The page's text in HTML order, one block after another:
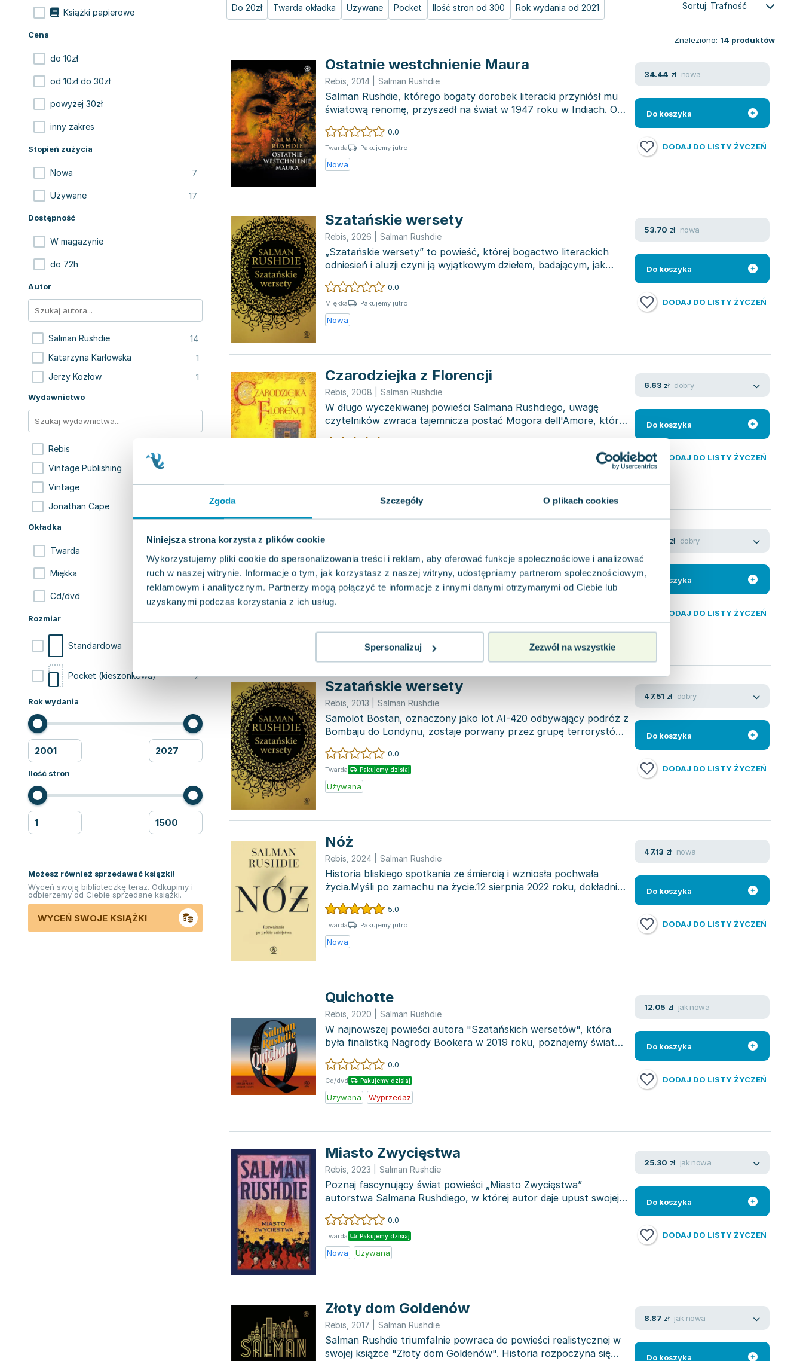
Zgoda Szczegóły O plikach cookies
Niniejsza strona korzysta z plików cookie
Wykorzystujemy pliki cookie do spersonalizowania treści i reklam, aby oferować funkcje społecznościowe i analizować
ruch w naszej witrynie. Informacje o tym, jak korzystasz z naszej witryny, udostępniamy partnerom społecznościowym,
reklamowym i analitycznym. Partnerzy mogą połączyć te informacje z innymi danymi otrzymanymi od Ciebie lub
uzyskanymi podczas korzystania z ich usług.
Spersonalizuj Zezwól na wszystkie
Książki papierowe
Cena
do 10zł
od 10zł do 30zł
powyżej 30zł
inny zakres
Stopień zużycia
Nowa 7
Używane 17
Dostępność
W magazynie
do 72h
Autor
Salman Rushdie 14
Katarzyna Karłowska 1
Jerzy Kozłow 1
Wydawnictwo
Rebis
Vintage Publishing
Vintage 1
Jonathan Cape
Okładka
Twarda
Miękka 3
Cd/dvd 1
Rozmiar
Standardowa
Pocket (kieszonkowa) 2
Rok wydania
Ilość stron
Możesz również sprzedawać ksiązki!
Wyceń swoją biblioteczkę teraz. Odkupimy i
odbierzemy od Ciebie sprzedane książki.
WYCEŃ SWOJE KSIĄŻKI
Do 20zł Twarda okładka Używane Pocket Ilość stron od 300 Rok wydania od 2021 Sortuj: Trafność
Znaleziono: 14 produktów
Ostatnie westchnienie Maura
Rebis 2014 Salman Rushdie
Salman Rushdie, którego bogaty dorobek literacki przyniósł mu
światową renomę, przyszedł na świat w 1947 roku w Indiach. Od
lat mł...
0.0
Twarda Pakujemy jutro
Nowa
34.44 zł nowa
Do koszyka
DODAJ DO LISTY ŻYCZEŃ
Szatańskie wersety
Rebis 2026 Salman Rushdie
„Szatańskie wersety” to powieść, której bogactwo literackich
odniesień i aluzji czyni ją wyjątkowym dziełem, badającym, jak
nowe i...
0.0
Miękka Pakujemy jutro
Nowa
53.70 zł nowa
Do koszyka
DODAJ DO LISTY ŻYCZEŃ
Czarodziejka z Florencji
Rebis 2008 Salman Rushdie
W długo wyczekiwanej powieści Salmana Rushdiego, uwagę
czytelników zwraca tajemnicza postać Mogora dell'Amore, która
pojawia się n...
6.63 zł dobry
Do koszyka
DODAJ DO LISTY ŻYCZEŃ
„Wstyd” to porywająca satyra, która wnikliwie bada realia
pakistańskiej dyktatury. Mimo że głównym miejscem akcji jest
Pakistan, k...
Używana Wyprzedaż
zł dobry
Do koszyka
DODAJ DO LISTY ŻYCZEŃ
Szatańskie wersety
Rebis 2013 Salman Rushdie
Samolot Bostan, oznaczony jako lot AI-420 odbywający podróż z
Bombaju do Londynu, zostaje porwany przez grupę terrorystów i
eksplo...
0.0
Twarda Pakujemy dzisiaj
Używana
47.51 zł dobry
Do koszyka
DODAJ DO LISTY ŻYCZEŃ
Nóż
Rebis 2024 Salman Rushdie
Historia bliskiego spotkania ze śmiercią i wzniosła pochwała
życia.Myśli po zamachu na życie.12 sierpnia 2022 roku, dokładnie
deka...
5.0
Twarda Pakujemy jutro
Nowa
47.13 zł nowa
Do koszyka
DODAJ DO LISTY ŻYCZEŃ
Quichotte
Rebis 2020 Salman Rushdie
W najnowszej powieści autora "Szatańskich wersetów", która
była finalistką Nagrody Bookera w 2019 roku, poznajemy świat
wykreowany...
0.0
Cd/dvd Pakujemy dzisiaj
Używana Wyprzedaż
12.05 zł jak nowa
Do koszyka
DODAJ DO LISTY ŻYCZEŃ
Miasto Zwycięstwa
Rebis 2023 Salman Rushdie
Poznaj fascynujący świat powieści „Miasto Zwycięstwa”
autorstwa Salmana Rushdiego, w której autor daje upust swojej
niezwykłej wyo...
0.0
Twarda Pakujemy dzisiaj
Nowa Używana
25.30 zł jak nowa
Do koszyka
DODAJ DO LISTY ŻYCZEŃ
Złoty dom Goldenów
Rebis 2017 Salman Rushdie
Salman Rushdie triumfalnie powraca do powieści realistycznej w
swojej książce "Złoty dom Goldenów". Historia rozpoczyna się
8.87 zł jak nowa
Do koszyka